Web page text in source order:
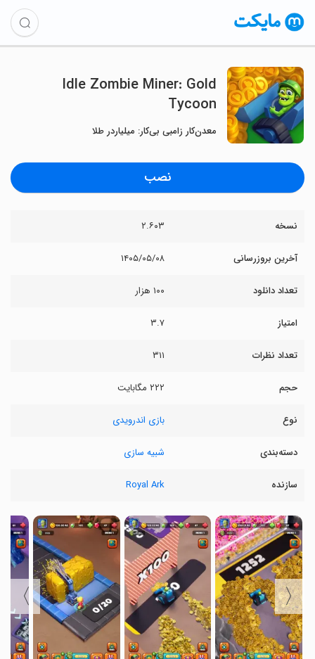
Idle Zombie Miner: Gold
Tycoon
معدن‌کار زامبی بی‌کار: میلیاردر طلا
نصب
نسخه ۲.۶۰۳
آخرین بروزرسانی ۱۴۰۵/۰۵/۰۸
تعداد دانلود ۱۰۰ هزار
امتیاز ۳.۷
تعداد نظرات ۳۱۱
حجم ۲۲۲ مگابایت
نوع بازی اندرویدی
دسته‌بندی شبیه سازی
سازنده Royal Ark
〈
〉